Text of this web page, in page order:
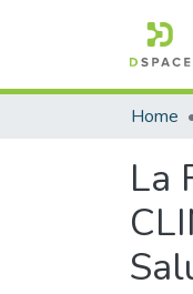
Home
La